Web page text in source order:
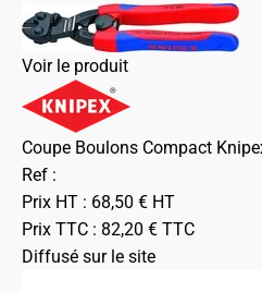
Voir le produit
Coupe Boulons Compact
Ref :
Prix HT : 68,50 € HT
Prix TTC : 82,20 € TTC
Diffusé sur le site